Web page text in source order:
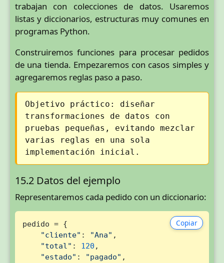
trabajan con colecciones de datos. Usaremos
listas y diccionarios, estructuras muy comunes en
programas Python.
Construiremos funciones para procesar pedidos
de una tienda. Empezaremos con casos simples y
agregaremos reglas paso a paso.
Objetivo práctico: diseñar
transformaciones de datos con
pruebas pequeñas, evitando mezclar
varias reglas en una sola
implementación inicial.
15.2 Datos del ejemplo
Representaremos cada pedido con un diccionario:
Copiar
pedido = {
"cliente" : "Ana" ,
"total" : 120 ,
"estado" : "pagado" ,